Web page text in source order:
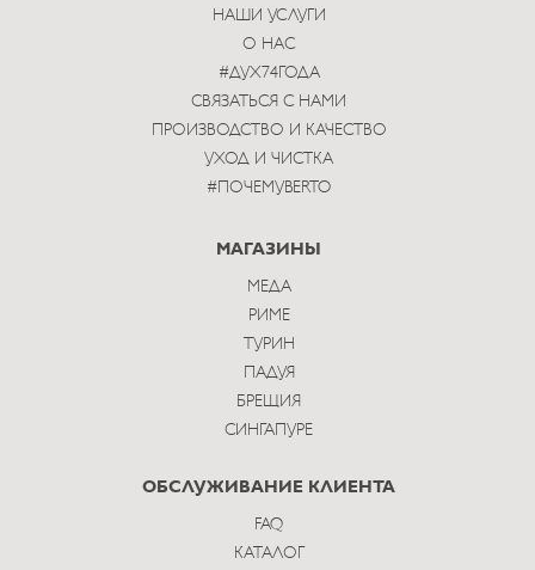
НАШИ УСЛУГИ
О НАС
#ДУХ74ГОДА
СВЯЗАТЬСЯ С НАМИ
ПРОИЗВОДСТВО И КАЧЕСТВО
УХОД И ЧИСТКА
#ПОЧЕМУBERTO
МАГАЗИНЫ
МЕДА
РИМЕ
ТУРИН
ПАДУЯ
БРЕЩИЯ
СИНГАПУРЕ
ОБСЛУЖИВАНИЕ КЛИЕНТА
FAQ
КАТАЛОГ